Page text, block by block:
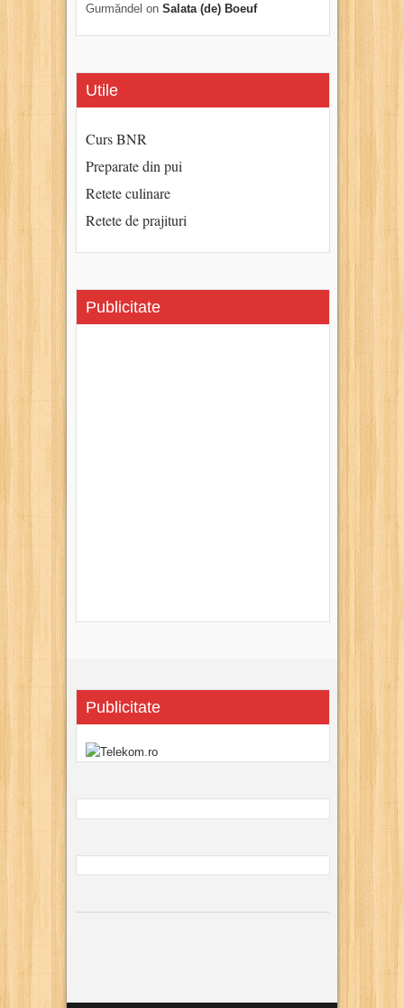
Gurmăndel on Salata (de) Boeuf
Utile
Curs BNR
Preparate din pui
Retete culinare
Retete de prajituri
Publicitate
Publicitate